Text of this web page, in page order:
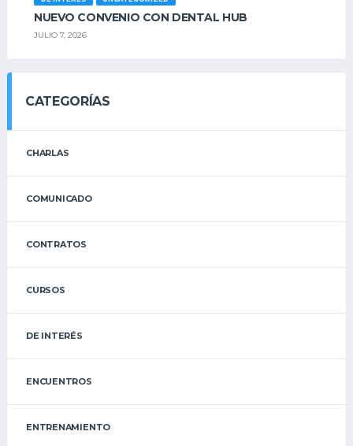
NUEVO CONVENIO CON DENTAL HUB
JULIO 7, 2026
CATEGORÍAS
CHARLAS
COMUNICADO
CONTRATOS
CURSOS
DE INTERÉS
ENCUENTROS
ENTRENAMIENTO